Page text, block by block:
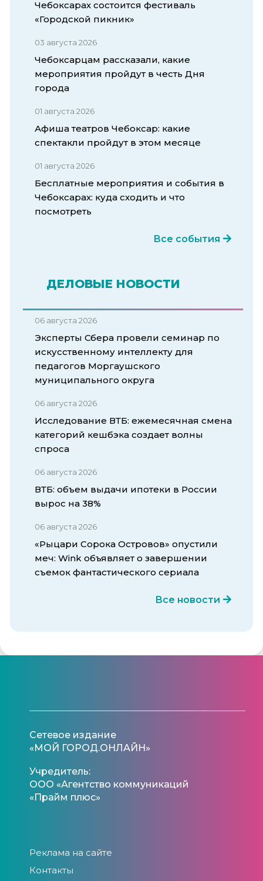
Чебоксарах состоится фестиваль
«Городской пикник»
03 августа 2026
Чебоксарцам рассказали, какие
мероприятия пройдут в честь Дня
города
01 августа 2026
Афиша театров Чебоксар: какие
спектакли пройдут в этом месяце
01 августа 2026
Бесплатные мероприятия и события в
Чебоксарах: куда сходить и что
посмотреть
Все события
ДЕЛОВЫЕ НОВОСТИ
06 августа 2026
Эксперты Сбера провели семинар по
искусственному интеллекту для
педагогов Моргаушского
муниципального округа
06 августа 2026
Исследование ВТБ: ежемесячная смена
категорий кешбэка создает волны
спроса
06 августа 2026
ВТБ: объем выдачи ипотеки в России
вырос на 38%
06 августа 2026
«Рыцари Сорока Островов» опустили
меч: Wink объявляет о завершении
съемок фантастического сериала
Все новости
Сетевое издание
«МОЙ ГОРОД.ОНЛАЙН»
Учредитель:
ООО «Агентство коммуникаций
«Прайм плюс»
Реклама на сайте
Контакты